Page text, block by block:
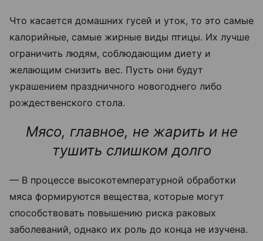
Что касается домашних гусей и уток, то это самые
калорийные, самые жирные виды птицы. Их лучше
ограничить людям, соблюдающим диету и
желающим снизить вес. Пусть они будут
украшением праздничного новогоднего либо
рождественского стола.
Мясо, главное, не жарить и не
тушить слишком долго
— В процессе высокотемпературной обработки
мяса формируются вещества, которые могут
способствовать повышению риска раковых
заболеваний, однако их роль до конца не изучена.